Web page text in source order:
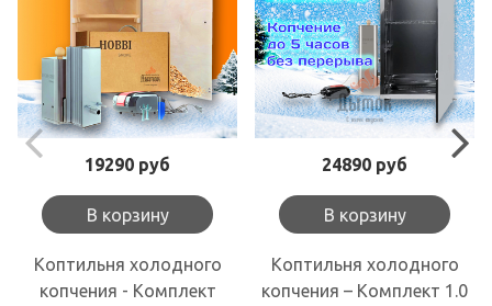
19290 руб
В корзину
Коптильня холодного
копчения - Комплект
24890 руб
В корзину
Коптильня холодного
копчения – Комплект 1.0